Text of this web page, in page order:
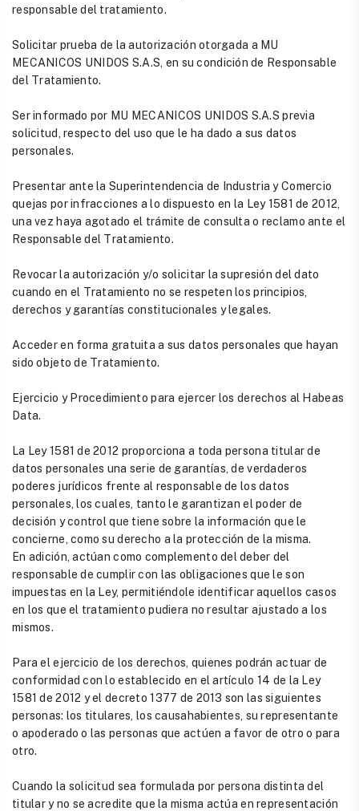
responsable del tratamiento.
Solicitar prueba de la autorización otorgada a MU
MECANICOS UNIDOS S.A.S, en su condición de Responsable
del Tratamiento.
Ser informado por MU MECANICOS UNIDOS S.A.S previa
solicitud, respecto del uso que le ha dado a sus datos
personales.
Presentar ante la Superintendencia de Industria y Comercio
quejas por infracciones a lo dispuesto en la Ley 1581 de 2012,
una vez haya agotado el trámite de consulta o reclamo ante el
Responsable del Tratamiento.
Revocar la autorización y/o solicitar la supresión del dato
cuando en el Tratamiento no se respeten los principios,
derechos y garantías constitucionales y legales.
Acceder en forma gratuita a sus datos personales que hayan
sido objeto de Tratamiento.
Ejercicio y Procedimiento para ejercer los derechos al Habeas
Data.
La Ley 1581 de 2012 proporciona a toda persona titular de
datos personales una serie de garantías, de verdaderos
poderes jurídicos frente al responsable de los datos
personales, los cuales, tanto le garantizan el poder de
decisión y control que tiene sobre la información que le
concierne, como su derecho a la protección de la misma.
En adición, actúan como complemento del deber del
responsable de cumplir con las obligaciones que le son
impuestas en la Ley, permitiéndole identificar aquellos casos
en los que el tratamiento pudiera no resultar ajustado a los
mismos.
Para el ejercicio de los derechos, quienes podrán actuar de
conformidad con lo establecido en el artículo 14 de la Ley
1581 de 2012 y el decreto 1377 de 2013 son las siguientes
personas: los titulares, los causahabientes, su representante
o apoderado o las personas que actúen a favor de otro o para
otro.
Cuando la solicitud sea formulada por persona distinta del
titular y no se acredite que la misma actúa en representación